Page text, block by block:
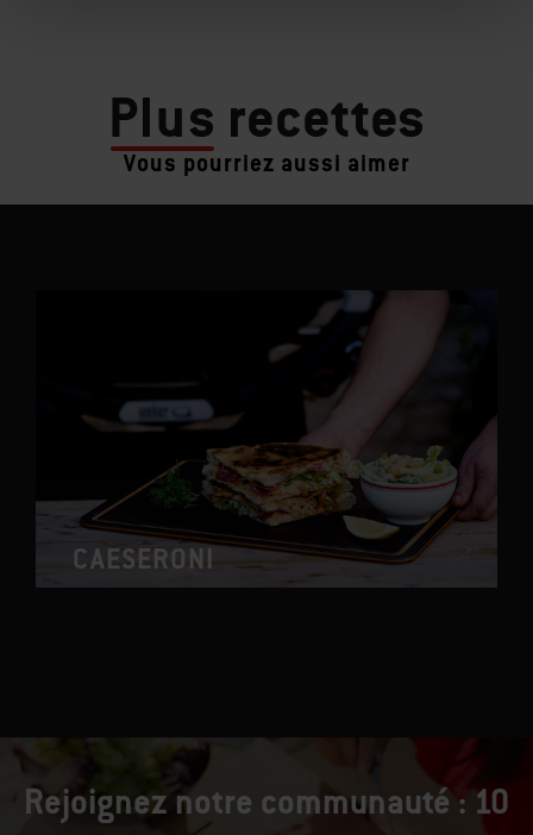
Plus recettes
Vous pourriez aussi aimer
CAESERONI
Rejoignez notre communauté : 10